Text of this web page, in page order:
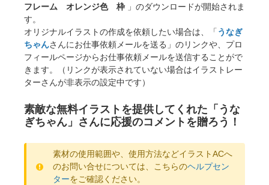
フレーム オレンジ色 枠 」のダウンロードが開始されま
す。
オリジナルイラストの作成を依頼したい場合は、「 うなぎ
ちゃんさんにお仕事依頼メールを送る」のリンクや、プロ
フィールページからお仕事依頼メールを送信することがで
きます。（リンクが表示されていない場合はイラストレー
ターさんが非表示の設定中です）
素敵な無料イラストを提供してくれた「うな
ぎちゃん」さんに応援のコメントを贈ろう！
素材の使用範囲や、使用方法などイラストACへ
のお問い合せについては、こちらのヘルプセン
ターをご確認ください。